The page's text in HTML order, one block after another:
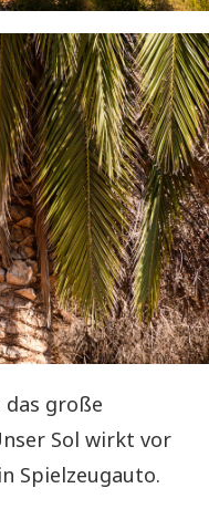
große
Sol wirkt vor
Spielzeugauto.